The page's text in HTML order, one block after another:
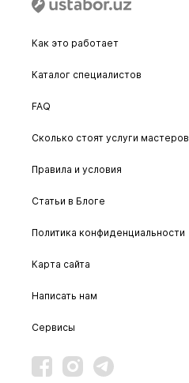
Как это работает
Каталог специалистов
FAQ
Сколько стоят услуги мастеров
Правила и условия
Статьи в Блоге
Политика конфиденциальности
Карта сайта
Написать нам
Сервисы